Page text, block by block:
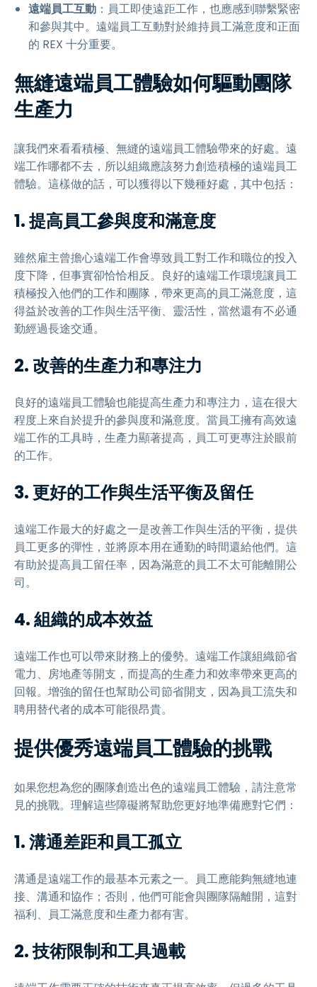
遠端員工互動 ：員工即使遠距工作，也應感到聯繫緊密
和參與其中。遠端員工互動對於維持員工滿意度和正面
的 REX 十分重要。
無縫遠端員工體驗如何驅動團隊
生產力
讓我們來看看積極、無縫的遠端員工體驗帶來的好處。遠
端工作哪都不去，所以組織應該努力創造積極的遠端員工
體驗。這樣做的話，可以獲得以下幾種好處，其中包括：
1.提高員工參與度和滿意度
雖然雇主曾擔心遠端工作會導致員工對工作和職位的投入
度下降，但事實卻恰恰相反。良好的遠端工作環境讓員工
積極投入他們的工作和團隊，帶來更高的員工滿意度，這
得益於改善的工作與生活平衡、靈活性，當然還有不必通
勤經過長途交通。
2. 改善的生產力和專注力
良好的遠端員工體驗也能提高生產力和專注力，這在很大
程度上來自於提升的參與度和滿意度。當員工擁有高效遠
端工作的工具時，生產力顯著提高，員工可更專注於眼前
的工作。
3.更好的工作與生活平衡及留任
遠端工作最大的好處之一是改善工作與生活的平衡，提供
員工更多的彈性，並將原本用在通勤的時間還給他們。這
有助於提高員工留任率，因為滿意的員工不太可能離開公
司。
4.組織的成本效益
遠端工作也可以帶來財務上的優勢。遠端工作讓組織節省
電力、房地產等開支，而提高的生產力和效率帶來更高的
回報。增強的留任也幫助公司節省開支，因為員工流失和
聘用替代者的成本可能很昂貴。
提供優秀遠端員工體驗的挑戰
如果您想為您的團隊創造出色的遠端員工體驗，請注意常
見的挑戰。理解這些障礙將幫助您更好地準備應對它們：
1.溝通差距和員工孤立
溝通是遠端工作的最基本元素之一。員工應能夠無縫地連
接、溝通和協作；否則，他們可能會與團隊隔離開，這對
福利、員工滿意度和生產力都有害。
2.技術限制和工具過載